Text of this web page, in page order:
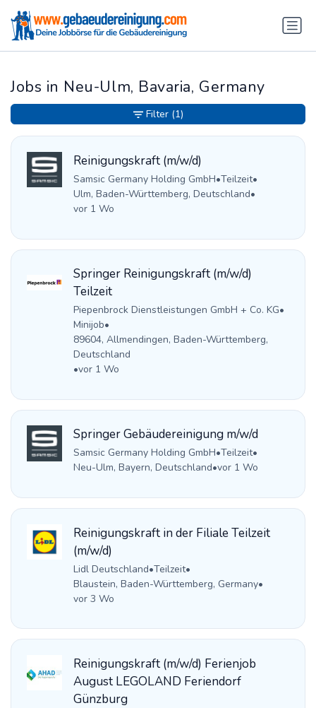
Jobs in Neu-Ulm, Bavaria, Germany
Reinigungskraft (m/w/d)
Samsic Germany Holding GmbH•Teilzeit•
Ulm, Baden-Württemberg, Deutschland•
vor 1 Wo
Springer Reinigungskraft (m/w/d)
Teilzeit
Piepenbrock Dienstleistungen GmbH + Co. KG•
Minijob•
89604, Allmendingen, Baden-Württemberg,
Deutschland
•vor 1 Wo
Springer Gebäudereinigung m/w/d
Samsic Germany Holding GmbH•Teilzeit•
Neu-Ulm, Bayern, Deutschland•vor 1 Wo
Reinigungskraft in der Filiale Teilzeit
(m/w/d)
Lidl Deutschland•Teilzeit•
Blaustein, Baden-Württemberg, Germany•
vor 3 Wo
Reinigungskraft (m/w/d) Ferienjob
August LEGOLAND Feriendorf
Günzburg
Filter (1)